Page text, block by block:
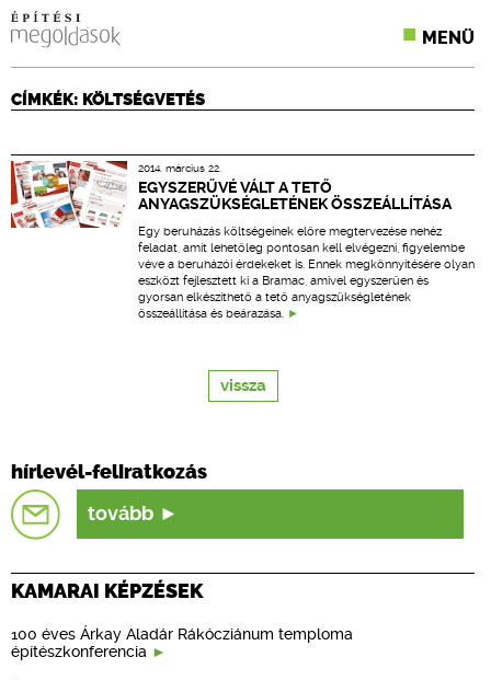
MENÜ
KONFERENCIÁK
CPR TERMÉKKIÍRÁS
ÉPÍTÉSI JOG
ONLINE KÉPZÉSEK
CÍMKÉK: KÖLTSÉGVETÉS
2014. március 22.
EGYSZERŰVÉ VÁLT A TETŐ
ANYAGSZÜKSÉGLETÉNEK ÖSSZEÁLLÍTÁSA
Egy beruházás költségeinek előre megtervezése nehéz
feladat, amit lehetőleg pontosan kell elvégezni, figyelembe
véve a beruházói érdekeket is. Ennek megkönnyítésére olyan
eszközt fejlesztett ki a Bramac, amivel egyszerűen és
gyorsan elkészíthető a tető anyagszükségletének
összeállítása és beárazása.
vissza
hírlevél-feliratkozás
tovább
KAMARAI KÉPZÉSEK
100 éves Árkay Aladár Rákócziánum temploma
építészkonferencia